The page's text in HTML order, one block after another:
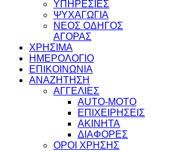
ΥΠΗΡΕΣΙΕΣ
ΨΥΧΑΓΩΓΙΑ
ΝΕΟΣ ΟΔΗΓΟΣ
ΑΓΟΡΑΣ
ΧΡΗΣΙΜΑ
ΗΜΕΡΟΛΟΓΙΟ
ΕΠΙΚΟΙΝΩΝΙΑ
ΑΝΑΖΗΤΗΣΗ
ΑΓΓΕΛΙΕΣ
AUTO-MOTO
ΕΠΙΧΕΙΡΗΣΕΙΣ
ΑΚΙΝΗΤΑ
ΔΙΑΦΟΡΕΣ
ΟΡΟΙ ΧΡΗΣΗΣ